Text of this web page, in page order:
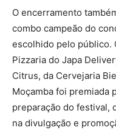
O encerramento
combo campeão do
escolhido pelo público.
Pizzaria do Japa
Citrus, da Cervejaria
Moçamba foi premiada
preparação do festival,
na divulgação e